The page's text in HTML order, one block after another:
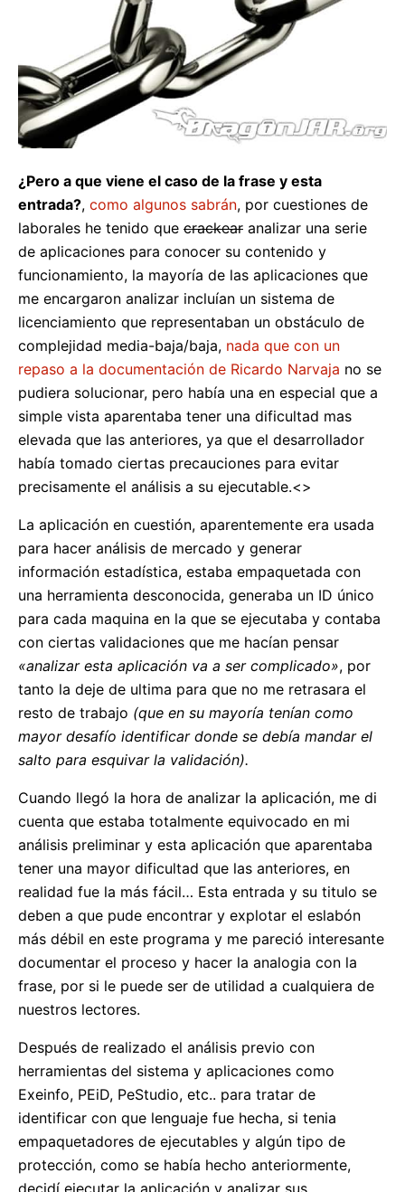
¿Pero a que viene el caso de la frase y esta
entrada?, como algunos sabrán, por cuestiones de
laborales he tenido que crackear analizar una serie
de aplicaciones para conocer su contenido y
funcionamiento, la mayoría de las aplicaciones que
me encargaron analizar incluían un sistema de
licenciamiento que representaban un obstáculo de
complejidad media-baja/baja, nada que con un
repaso a la documentación de Ricardo Narvaja no se
pudiera solucionar, pero había una en especial que a
simple vista aparentaba tener una dificultad mas
elevada que las anteriores, ya que el desarrollador
había tomado ciertas precauciones para evitar
precisamente el análisis a su ejecutable.<>
La aplicación en cuestión, aparentemente era usada
para hacer análisis de mercado y generar
información estadística, estaba empaquetada con
una herramienta desconocida, generaba un ID único
para cada maquina en la que se ejecutaba y contaba
con ciertas validaciones que me hacían pensar
«analizar esta aplicación va a ser complicado», por
tanto la deje de ultima para que no me retrasara el
resto de trabajo (que en su mayoría tenían como
mayor desafío identificar donde se debía mandar el
salto para esquivar la validación).
Cuando llegó la hora de analizar la aplicación, me di
cuenta que estaba totalmente equivocado en mi
análisis preliminar y esta aplicación que aparentaba
tener una mayor dificultad que las anteriores, en
realidad fue la más fácil… Esta entrada y su titulo se
deben a que pude encontrar y explotar el eslabón
más débil en este programa y me pareció interesante
documentar el proceso y hacer la analogia con la
frase, por si le puede ser de utilidad a cualquiera de
nuestros lectores.
Después de realizado el análisis previo con
herramientas del sistema y aplicaciones como
Exeinfo, PEiD, PeStudio, etc.. para tratar de
identificar con que lenguaje fue hecha, si tenia
empaquetadores de ejecutables y algún tipo de
protección, como se había hecho anteriormente,
decidí ejecutar la aplicación y analizar sus